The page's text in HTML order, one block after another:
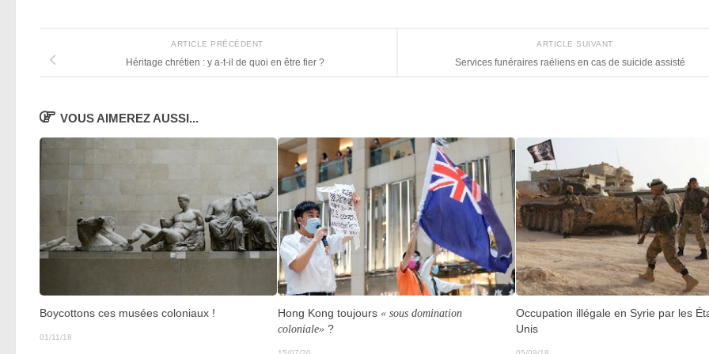
ARTICLE SUIVANT
Services funéraires raéliens en cas de suicide assisté
ARTICLE PRÉCÉDENT
Héritage chrétien : y a-t-il de quoi en être fier ?
VOUS AIMEREZ AUSSI...
Boycottons ces musées coloniaux !
01/11/18
Hong Kong toujours« sous domination
coloniale» ?
Occupation illégale en Syrie par les
Unis